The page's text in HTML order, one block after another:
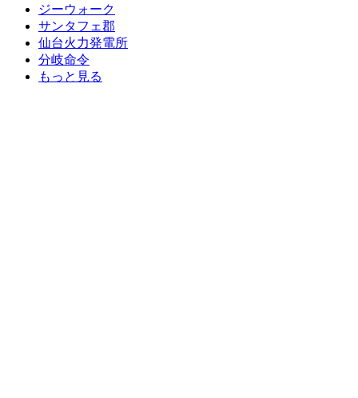
ジーウォーク
サンタフェ郡
仙台火力発電所
分岐命令
もっと見る